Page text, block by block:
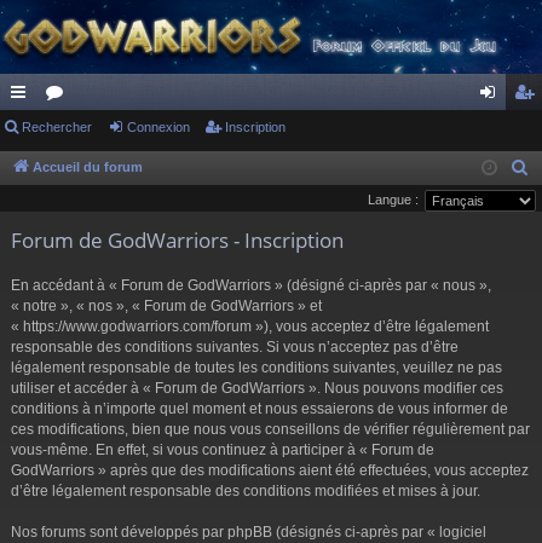
ac
co
ci
or
u
s
ne cri
pti
Rechercher Connexion Inscription
Accueil du forum
e
Langue :
Forum de GodWarriors - Inscription
En accédant à « Forum de GodWarriors » (désigné ci-après par « nous »,
« notre », « nos », « Forum de GodWarriors » et
« https://www.godwarriors.com/forum »), vous acceptez d’être légalement
responsable des conditions suivantes. Si vous n’acceptez pas d’être
légalement responsable de toutes les conditions suivantes, veuillez ne pas
utiliser et accéder à « Forum de GodWarriors ». Nous pouvons modifier ces
conditions à n’importe quel moment et nous essaierons de vous informer de
ces modifications, bien que nous vous conseillons de vérifier régulièrement par
vous-même. En effet, si vous continuez à participer à « Forum de
GodWarriors » après que des modifications aient été effectuées, vous acceptez
d’être légalement responsable des conditions modifiées et mises à jour.
Nos forums sont développés par phpBB (désignés ci-après par « logiciel